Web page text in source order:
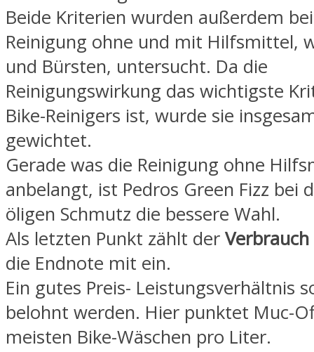
Beide Kriterien wurden außerdem
Reinigung ohne und mit Hilfsmittel,
und Bürsten, untersucht. Da die
Reinigungswirkung das wichtigste
Bike-Reinigers ist, wurde sie
gewichtet.
Gerade was die Reinigung ohne
anbelangt, ist Pedros Green Fizz bei
öligen Schmutz die bessere Wahl.
Als letzten Punkt zählt der Verbrauch
die Endnote mit ein.
Ein gutes Preis- Leistungsverhältnis
belohnt werden. Hier punktet Muc-
meisten Bike-Wäschen pro Liter.